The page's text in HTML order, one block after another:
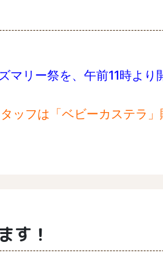
マリー祭を、午前11時よ
ッフは「ベビーカステラ
す！